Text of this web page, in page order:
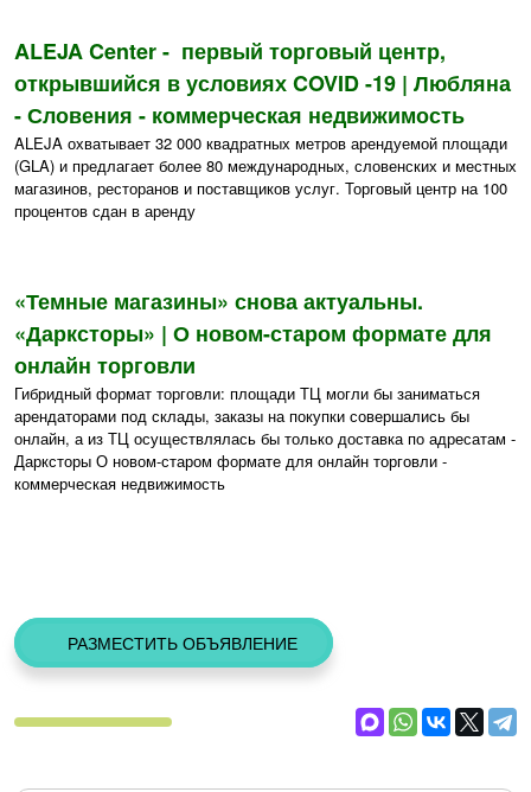
ALEJA Center - первый торговый центр,
открывшийся в условиях COVID -19 | Любляна
- Словения - коммерческая недвижимость
ALEJA охватывает 32 000 квадратных метров арендуемой площади
(GLA) и предлагает более 80 международных, словенских и местных
магазинов, ресторанов и поставщиков услуг. Торговый центр на 100
процентов сдан в аренду
«Темные магазины» снова актуальны.
«Дарксторы» | О новом-старом формате для
онлайн торговли
Гибридный формат торговли: площади ТЦ могли бы заниматься
арендаторами под склады, заказы на покупки совершались бы
онлайн, а из ТЦ осуществлялась бы только доставка по адресатам -
Дарксторы О новом-старом формате для онлайн торговли -
коммерческая недвижимость
РАЗМЕСТИТЬ ОБЪЯВЛЕНИЕ